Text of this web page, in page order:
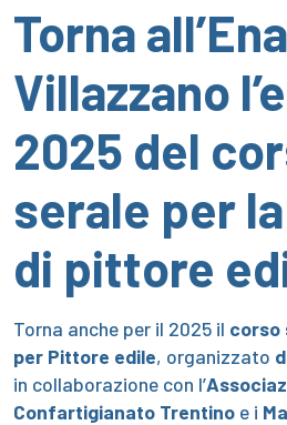
Torna
Villazzano
2025 del
serale per
di pittore
Torna anche per il 2025 il corso
per Pittore edile, organizzato
in collaborazione con l’
Confartigianato Trentino e i